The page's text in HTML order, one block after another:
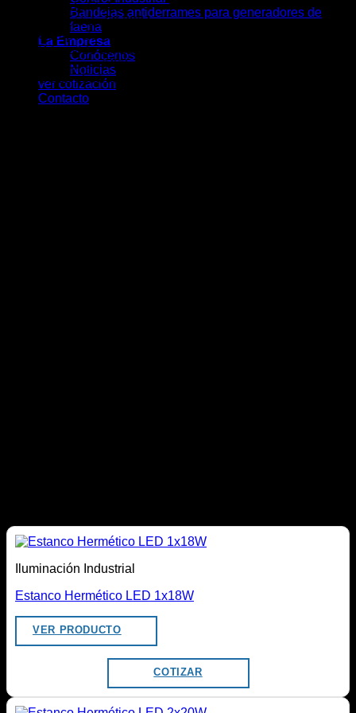
Bandejas antiderrames para generadores de
faena
La Empresa
Conócenos
Noticias
ver cotización
Contacto
Libre de Flicker.
Vida útil de50.000 horas.
Cuerpo de aluminio color blanco.
Difusor de policarbonato.
Protección IP20.
Clase eléctrica II.
Iluminación Industrial
Estanco Hermético LED 1x18W
VER PRODUCTO
COTIZAR